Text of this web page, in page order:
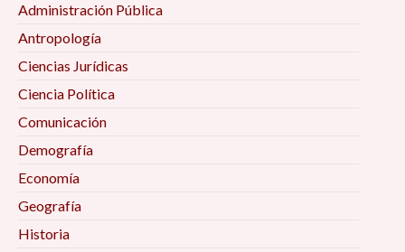
Administración Pública
Antropología
Ciencias Jurídicas
Ciencia Política
Comunicación
Demografía
Economía
Geografía
Historia